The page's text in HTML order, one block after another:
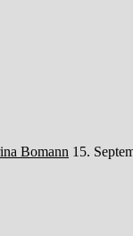
Bomann 15.